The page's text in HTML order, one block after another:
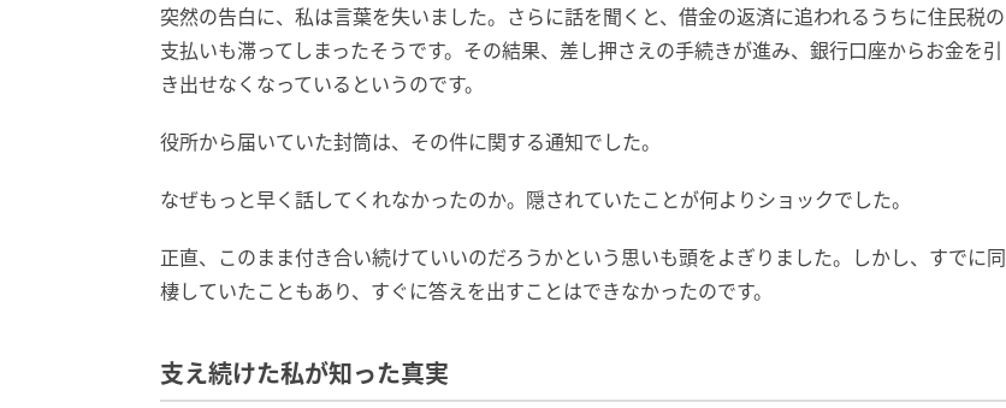
突然の告白に、私は言葉を失いました。さらに話を聞くと、借金の返済に追われるうちに住民税の
支払いも滞ってしまったそうです。その結果、差し押さえの手続きが進み、銀行口座からお金を引
き出せなくなっているというのです。
役所から届いていた封筒は、その件に関する通知でした。
なぜもっと早く話してくれなかったのか。隠されていたことが何よりショックでした。
正直、このまま付き合い続けていいのだろうかという思いも頭をよぎりました。しかし、すでに同
棲していたこともあり、すぐに答えを出すことはできなかったのです。
支え続けた私が知った真実